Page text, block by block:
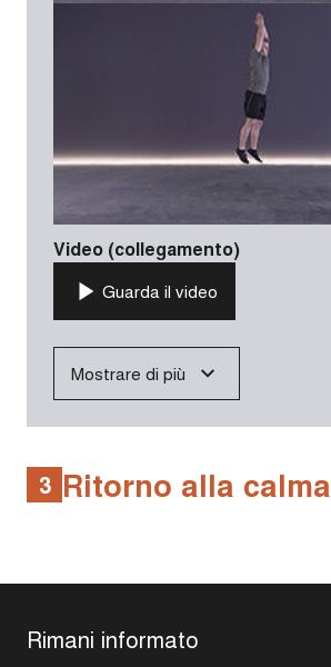
Video (collegamento)
Guarda il video
Mostrare di più
3 Ritorno alla calma
Rimani informato